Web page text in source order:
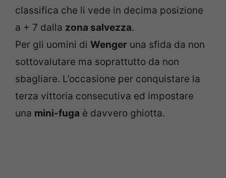
classifica che li vede in decima posizione
a + 7 dalla zona salvezza.
Per gli uomini di Wenger una sfida da non
sottovalutare ma soprattutto da non
sbagliare. L’occasione per conquistare la
terza vittoria consecutiva ed impostare
una mini-fuga è davvero ghiotta.